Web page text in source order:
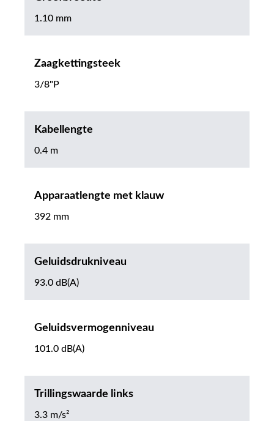
1.10 mm
Zaagkettingsteek
3/8"P
Kabellengte
0.4 m
Apparaatlengte met klauw
392 mm
Geluidsdrukniveau
93.0 dB(A)
Geluidsvermogenniveau
101.0 dB(A)
Trillingswaarde links
3.3 m/s²